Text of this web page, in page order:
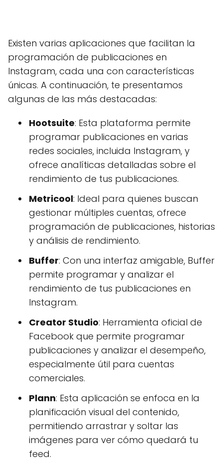
Existen varias aplicaciones que facilitan la
programación de publicaciones en
Instagram, cada una con características
únicas. A continuación, te presentamos
algunas de las más destacadas:
Hootsuite: Esta plataforma permite
programar publicaciones en varias
redes sociales, incluida Instagram, y
ofrece analíticas detalladas sobre el
rendimiento de tus publicaciones.
Metricool: Ideal para quienes buscan
gestionar múltiples cuentas, ofrece
programación de publicaciones, historias
y análisis de rendimiento.
Buffer: Con una interfaz amigable, Buffer
permite programar y analizar el
rendimiento de tus publicaciones en
Instagram.
Creator Studio: Herramienta oficial de
Facebook que permite programar
publicaciones y analizar el desempeño,
especialmente útil para cuentas
comerciales.
Plann: Esta aplicación se enfoca en la
planificación visual del contenido,
permitiendo arrastrar y soltar las
imágenes para ver cómo quedará tu
feed.